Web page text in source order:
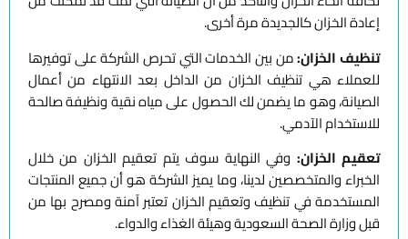
إعادة الخزان كالجديدة مرة أخرى.
تنظيف الخزان:من بين الخدمات التي تحرص الشركة على توفيرها
للعملاء هي تنظيف الخزان من الداخل بعد الانتهاء من أعمال
الصيانة، وهو ما يضمن لك الحصول على مياه نقية ونظيفة صالحة
للاستخدام الآدمي.
تعقيم الخزان:وفي النهاية سوف يتم تعقيم الخزان من خلال
الخبراء والمتخصصين لدينا، وما يميز الشركة هو أن جميع المنتجات
المستخدمة في تنظيف وتعقيم الخزان تعتبر آمنة ومصرح بها من
قبل وزارة الصحة السعودية وهيئة الغذاء والدواء.